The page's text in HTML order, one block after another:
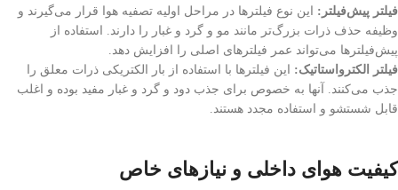
فیلتر پیش‌فیلتر: این نوع فیلترها در مراحل اولیه تصفیه هوا قرار می‌گیرند و
وظیفه حذف ذرات بزرگ‌تر مانند مو و گرد و غبار را دارند. استفاده از
پیش‌فیلترها می‌تواند عمر فیلترهای اصلی را افزایش دهد.
فیلتر الکترواستاتیک: این فیلترها با استفاده از بار الکتریکی ذرات معلق را
جذب می‌کنند. آنها به خصوص برای جذب دود و گرد و غبار مفید بوده و اغلب
قابل شستشو و استفاده مجدد هستند.
کیفیت هوای داخلی و نیازهای خاص